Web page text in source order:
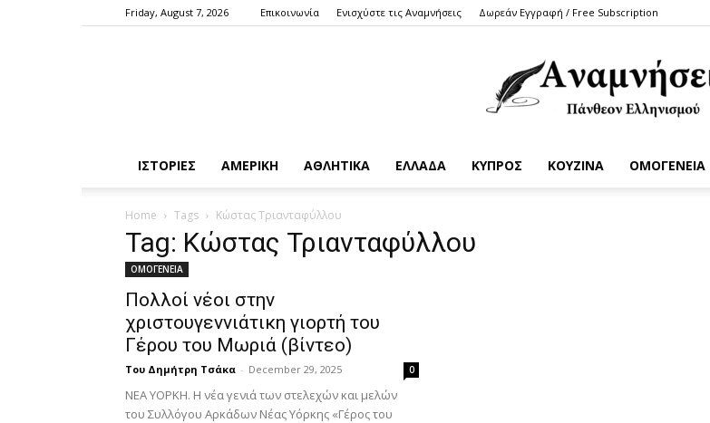
Friday, August 7, 2026 Επικοινωνία Ενισχύστε τις Αναμνήσεις Δωρεάν Εγγραφή / Free Subscription
ΙΣΤΟΡΙΕΣ ΑΜΕΡΙΚΗ ΑΘΛΗΤΙΚΑ ΕΛΛΑΔΑ ΚΥΠΡΟΣ ΚΟΥΖΙΝΑ ΟΜΟΓΕΝΕΙΑ
Home Tags Κώστας Τριανταφύλλου
Tag: Κώστας Τριανταφύλλου
ΟΜΟΓΕΝΕΙΑ
Πολλοί νέοι στην
χριστουγεννιάτικη γιορτή του
Γέρου του Μωριά (βίντεο)
Του Δημήτρη Τσάκα - December 29, 2025 0
ΝΕΑ ΥΟΡΚΗ. Η νέα γενιά των στελεχών και μελών
του Συλλόγου Αρκάδων Νέας Υόρκης «Γέρος του